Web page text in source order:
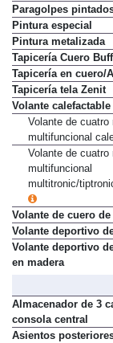
Paragolpes
Pintura especial
Pintura metalizada
Tapicería Cuero
Tapicería en cuero/
Tapicería tela Zenit
Volante calefactable
Volante de cuatro
multifuncional
Volante de cuatro
multifuncional
multitronic/
Volante de cuero
Volante deportivo
Volante deportivo
en madera
Almacenador de 3
consola central
Asientos